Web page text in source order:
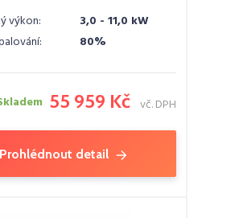
výkon:
3,0 - 11,0 kW
80%
55 959 Kč vč. DPH
Prohlédnout detail